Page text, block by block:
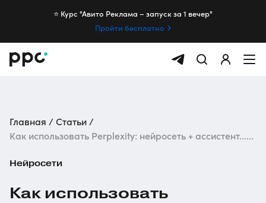
⭐️ Курс "Авито Реклама – запуск за 1 вечер"
Пройти бесплатно
Главная
Статьи
Как использовать Perplexity: нейросеть + ассистент......
Нейросети
Как использовать